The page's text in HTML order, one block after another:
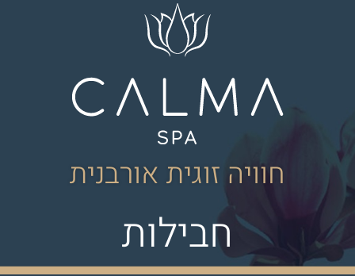
חוויה זוגית אורבנית
חבילות